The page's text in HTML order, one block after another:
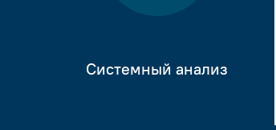
Системный анализ